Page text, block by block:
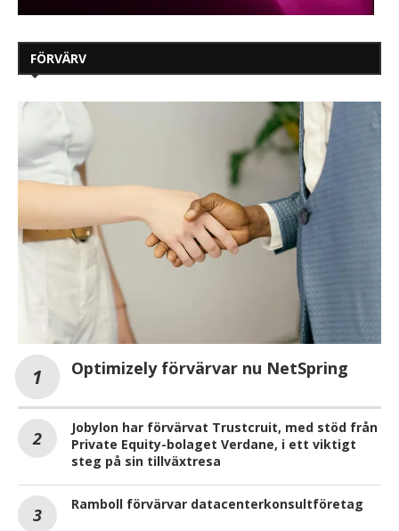
FÖRVÄRV
Optimizely förvärvar nu NetSpring
Jobylon har förvärvat Trustcruit, med stöd från
Private Equity-bolaget Verdane, i ett viktigt
steg på sin tillväxtresa
Ramboll förvärvar datacenterkonsultföretag